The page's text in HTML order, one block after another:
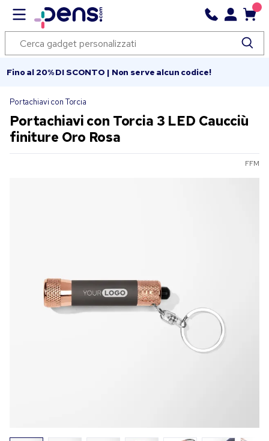
Fino al 20% DI SCONTO | Non serve alcun codice!
Portachiavi con Torcia
Portachiavi con Torcia 3 LED Caucciù
finiture Oro Rosa
FFM